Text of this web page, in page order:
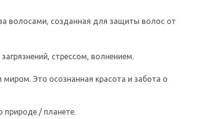
волосами, созданная для защиты волос от
стрессом, волнением.
Это осознанная красота и забота о
природе / планете.